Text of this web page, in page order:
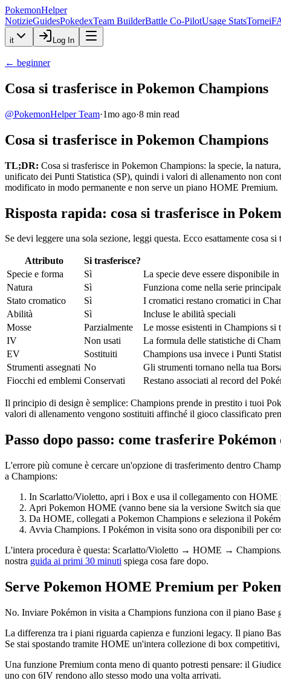
PokemonHelper
NotizieGuidesPokedexTeam BuilderBattle Co-PilotUsage StatsTornei
it Log In
← beginner
Cosa si trasferisce in Pokemon Champions
@PokemonHelper Team·1mo ago·8 min read
Cosa si trasferisce in Pokemon Champions
TL;DR: Cosa si trasferisce in Pokemon Champions: la specie, la
unificato dei Punti Statistica (SP), quindi i valori di allenamento non
modificato in modo permanente e non serve un piano HOME Premium.
Risposta rapida: cosa si trasferisce in
Se devi leggere una sola sezione, leggi questa. Ecco esattamente cosa
Attributo Si trasferisce?
Specie e forma
Sì
La specie deve essere disponibile
Natura
Sì
Funziona come nella serie
Stato cromatico
Sì
I cromatici restano cromatici in
Abilità
Sì
Incluse le abilità speciali
Mosse
Parzialmente
Le mosse esistenti in Champions
IV
Non usati
La formula delle statistiche di
EV
Sostituiti
Champions usa invece i Punti
Strumenti assegnati No
Gli strumenti tornano nella tua
Fiocchi ed emblemi Conservati Restano associati al record del
Il principio di design è semplice: Champions prende in prestito i tuoi
valori di allenamento vengono sostituiti affinché il gioco classificato
Passo dopo passo: come trasferire
L'errore più comune è cercare un'opzione di trasferimento dentro
a Champions:
In Scarlatto/Violetto, apri i Box e usa il collegamento con HOME
Apri Pokemon HOME (vanno bene sia la versione Switch sia
Da HOME, collegati a Pokemon Champions e seleziona il
Avvia Champions. I Pokémon in visita sono ora disponibili per
L'intera procedura è questa: Scarlatto/Violetto → HOME →
nostra guida ai primi 30 minuti spiega cosa fare dopo.
Serve Pokemon HOME Premium per
No. Inviare Pokémon in visita a Champions funziona con il piano
La differenza tra i piani riguarda capienza e funzioni legacy. Il piano
Se stai spostando tramite HOME un'intera collezione di box
Una funzione Premium conta meno di quanto potresti pensare: il
uno con 6IV rendono allo stesso modo una volta arrivati.